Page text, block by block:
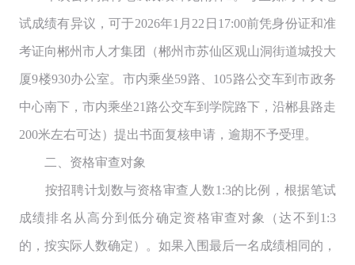
试成绩有异议，可于2026年1月22日17:00前凭身份证和准
考证向郴州市人才集团（郴州市苏仙区观山洞街道城投大
厦9楼930办公室。市内乘坐59路、105路公交车到市政务
中心南下，市内乘坐21路公交车到学院路下，沿郴县路走
200米左右可达）提出书面复核申请，逾期不予受理。
二、资格审查对象
按招聘计划数与资格审查人数1:3的比例，根据笔试
成绩排名从高分到低分确定资格审查对象（达不到1:3
的，按实际人数确定）。如果入围最后一名成绩相同的，